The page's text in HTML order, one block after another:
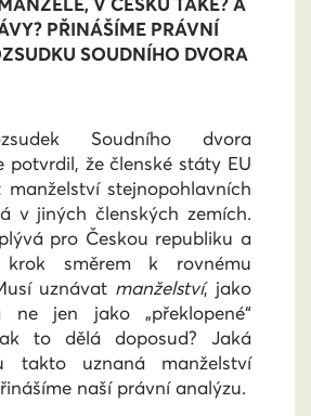
PŘINÁŠÍME PRÁVNÍ
SOUDNÍHO DVORA
Soudního dvora
potvrdil, že členské státy EU
manželství stejnopohlavních
v jiných členských zemích.
pro Českou republiku a
směrem k rovnému
uznávat manželství, jako
ne jen jako „překlopené“
to dělá doposud? Jaká
takto uznaná manželství
naší právní analýzu.